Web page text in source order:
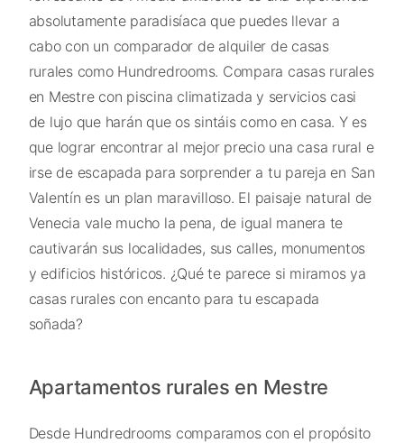
absolutamente paradisíaca que puedes llevar a
cabo con un comparador de alquiler de casas
rurales como Hundredrooms. Compara casas rurales
en Mestre con piscina climatizada y servicios casi
de lujo que harán que os sintáis como en casa. Y es
que lograr encontrar al mejor precio una casa rural e
irse de escapada para sorprender a tu pareja en San
Valentín es un plan maravilloso. El paisaje natural de
Venecia vale mucho la pena, de igual manera te
cautivarán sus localidades, sus calles, monumentos
y edificios históricos. ¿Qué te parece si miramos ya
casas rurales con encanto para tu escapada
soñada?
Apartamentos rurales en Mestre
Desde Hundredrooms comparamos con el propósito